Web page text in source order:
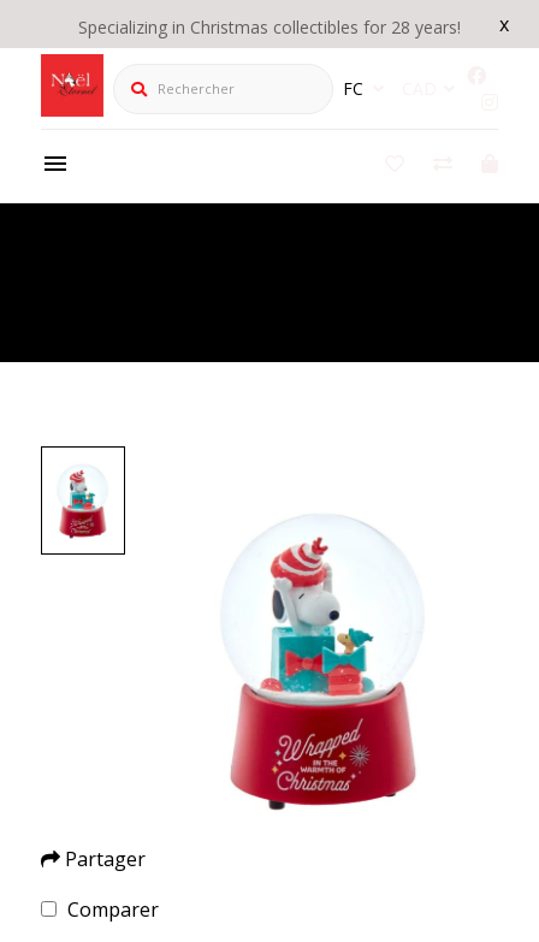
x
Specializing in Christmas collectibles for 28 years!
Rechercher FC
Partager
Comparer